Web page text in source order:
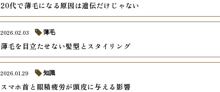
20代で薄毛になる原因は遺伝だけじゃない
薄毛を目立たせない髪型とスタイリング
2026.02.03 薄毛
スマホ首と眼精疲労が頭皮に与える影響
2026.01.29 知識